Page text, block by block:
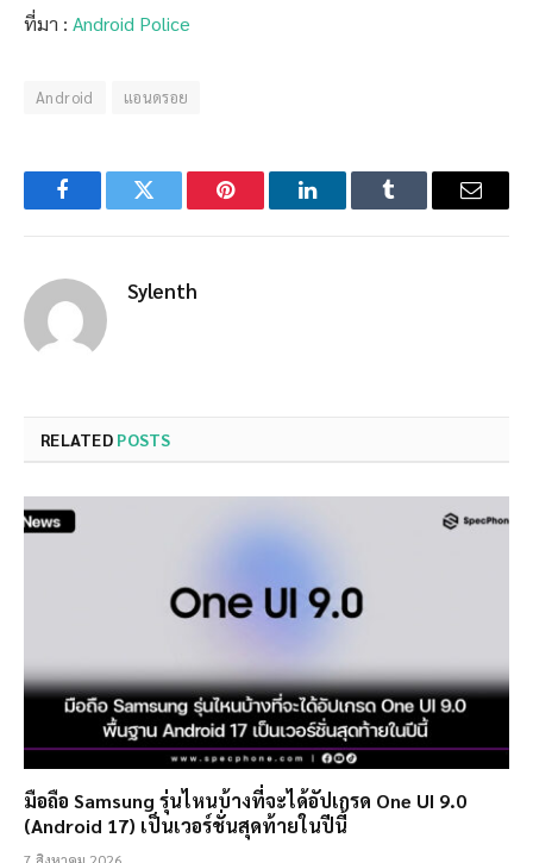
ที่มา : Android Police
Android แอนดรอย
FacebookTwitter Pinterest LinkedInTumblr Email
Sylenth
RELATED POSTS
มือถือ Samsung รุ่นไหนบ้างที่จะได้อัปเกรด One UI 9.0
(Android 17) เป็นเวอร์ชั่นสุดท้ายในปีนี้